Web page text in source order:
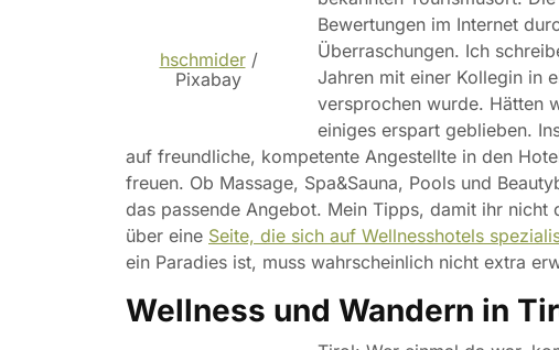
hschmider/
Pixabay
Bewertungen im Internet
Überraschungen. Ich
Jahren mit einer Kollegin in
versprochen wurde. Hätten
einiges erspart geblieben.
auf freundliche, kompetente Angestellte in den
freuen. Ob Massage, Spa&Sauna, Pools und
das passende Angebot. Mein Tipps, damit ihr
über eine Seite, die sich auf Wellnesshotels
ein Paradies ist, muss wahrscheinlich nicht extra
Wellness und Wandern in